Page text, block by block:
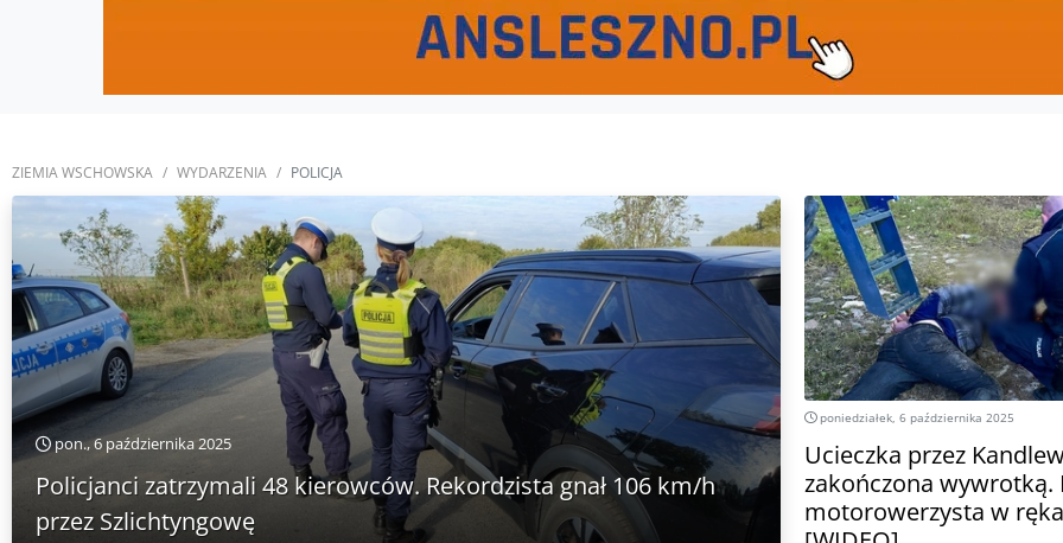
ZIEMIA WSCHOWSKA WYDARZENIA POLICJA
pon., 6 października 2025
Policjanci zatrzymali 48 kierowców. Rekordzista gnał 106 km/h
przez Szlichtyngowę
poniedziałek, 6 października 2025
Ucieczka przez
zakończona wywrotką.
motorowerzysta w